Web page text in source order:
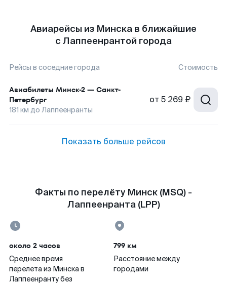
Авиарейсы из Минска в ближайшие
с Лаппеенрантой города
Рейсы в соседние города Стоимость
Авиабилеты Минск-2 — Санкт-
Петербург
181 км до Лаппеенранты
от 5 269 ₽
Показать больше рейсов
Факты по перелёту Минск (MSQ) -
Лаппеенранта (LPP)
около 2 часов
Среднее время
перелета из Минска в
Лаппеенранту без
799 км
Расстояние между
городами